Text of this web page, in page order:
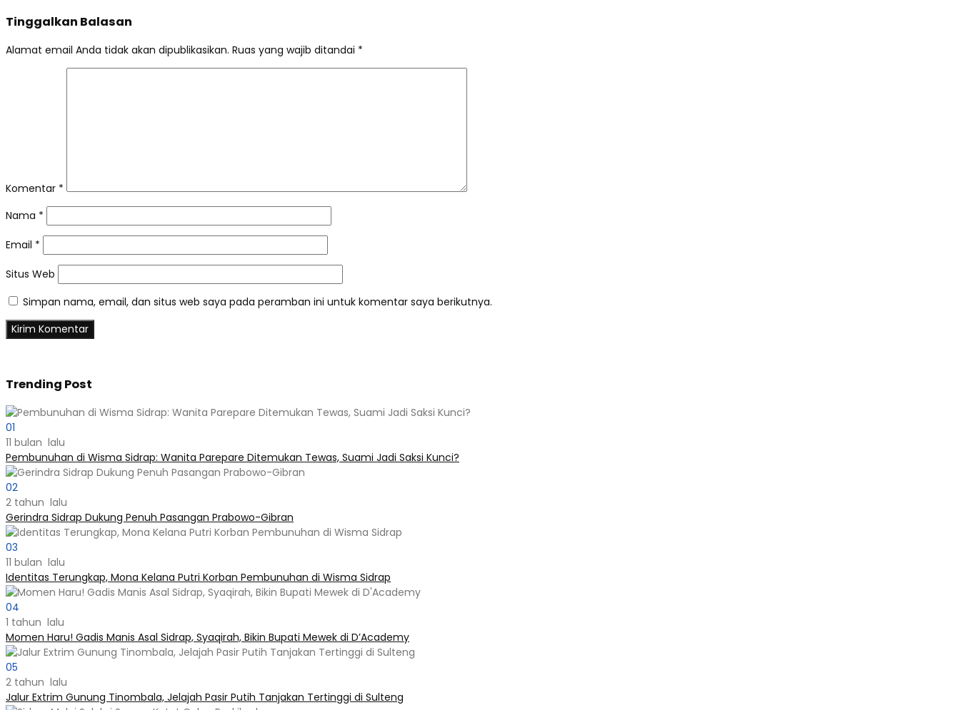
Tinggalkan Balasan
Alamat email Anda tidak akan dipublikasikan. Ruas yang wajib ditandai *
Komentar *
Nama *
Email *
Situs Web
Simpan nama, email, dan situs web saya pada peramban ini untuk komentar saya berikutnya.
Trending Post
01
11 bulan lalu
Pembunuhan di Wisma Sidrap: Wanita Parepare Ditemukan Tewas, Suami Jadi Saksi Kunci?
02
2 tahun lalu
Gerindra Sidrap Dukung Penuh Pasangan Prabowo-Gibran
03
11 bulan lalu
Identitas Terungkap, Mona Kelana Putri Korban Pembunuhan di Wisma Sidrap
04
1 tahun lalu
Momen Haru! Gadis Manis Asal Sidrap, Syaqirah, Bikin Bupati Mewek di D’Academy​
05
2 tahun lalu
Jalur Extrim Gunung Tinombala, Jelajah Pasir Putih Tanjakan Tertinggi di Sulteng